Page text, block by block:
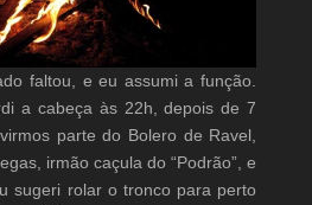
faltou, e eu assumi a função.
a cabeça às 22h, depois de 7
parte do Bolero de Ravel,
irmão caçula do “Podrão”, e
sugeri rolar o tronco para perto